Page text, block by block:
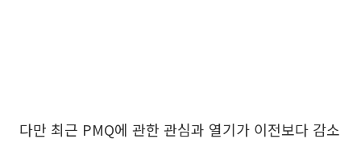
다만 최근 PMQ에 관한 관심과 열기가 이전보다 감소